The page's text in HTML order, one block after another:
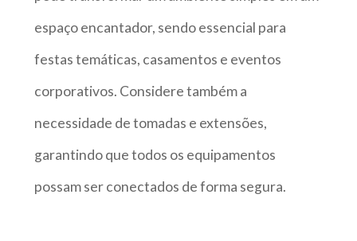
espaço encantador, sendo essencial para
festas temáticas, casamentos e eventos
corporativos. Considere também a
necessidade de tomadas e extensões,
garantindo que todos os equipamentos
possam ser conectados de forma segura.